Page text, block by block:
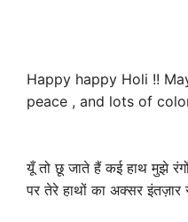
Happy happy Holi !!
peace , and lots of
यूँ तो छू जाते हैं कई हाथ मुझे
पर तेरे हाथों का अक्सर इंतज़ार